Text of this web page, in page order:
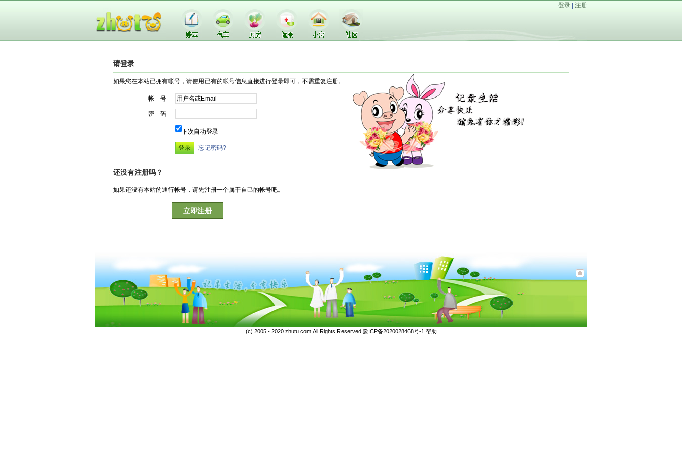
登录 注册
请登录
如果您在本站已拥有帐号，请使用已有的帐号信息直接进行登录即可，不需重复注册。
帐 号
密 码
下次自动登录
忘记密码?
还没有注册吗？
如果还没有本站的通行帐号，请先注册一个属于自己的帐号吧。
立即注册
(c) 2005 - 2020 zhutu.com,All Rights Reserved 豫ICP备2020028468号-1 帮助